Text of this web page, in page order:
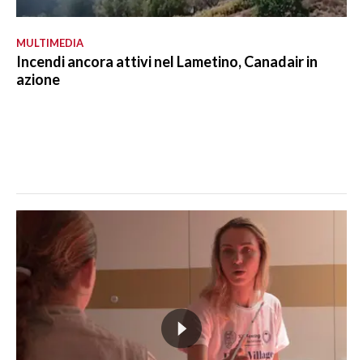
MULTIMEDIA
Incendi ancora attivi nel Lametino, Canadair in
azione